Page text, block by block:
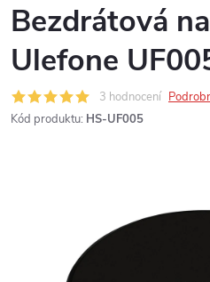
Bezdrátová
Ulefone
3 hodnocení
Kód produktu: HS-UF005